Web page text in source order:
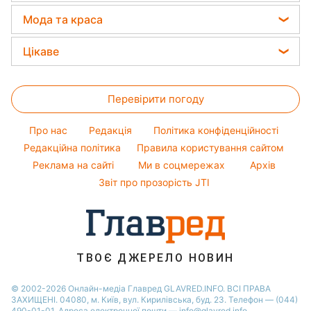
Напої
Святкове меню
Олена Зеленська
Ані Лорак
Кейт Міддлтон
Алла Пугачова
Настя Каменських
Віталій Козловський
Потап
Магнітні бурі
Погода на сьогодні
Погода на завтра
Новини Харкова
Новини Львова
Новини Полтави
Новини Дніпра
Новини Тернополя
Новини Черкаси
Новини Житомира
Новини Одеси
Новини Запоріжжя
Мода та краса
Жіночі стрижки
Фарбування волосся
Гарний манікюр
Модні помилки
Новини моди
Поради від Андре Тана
Цікаве
Тести по картинці
Оптичні ілюзії
Народні прикмети
Усе про шоу-бізнес
Перевірити погоду
Про нас Редакція
Політика конфіденційності
Редакційна політика
Правила користування сайтом
Реклама на сайті
Ми в соцмережах
Архів
Звіт про прозорість JTI
ТВОЄ ДЖЕРЕЛО НОВИН
© 2002-2026 Онлайн-медіа Главред GLAVRED.INFO. ВСІ ПРАВА
ЗАХИЩЕНІ. 04080, м. Київ, вул. Кирилівська, буд. 23. Телефон — (044)